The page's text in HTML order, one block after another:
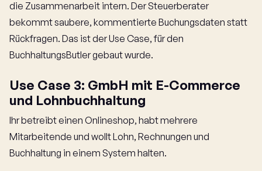
die Zusammenarbeit intern. Der Steuerberater
bekommt saubere, kommentierte Buchungsdaten statt
Rückfragen. Das ist der Use Case, für den
BuchhaltungsButler gebaut wurde.
Use Case 3: GmbH mit E-Commerce
und Lohnbuchhaltung
Ihr betreibt einen Onlineshop, habt mehrere
Mitarbeitende und wollt Lohn, Rechnungen und
Buchhaltung in einem System halten.